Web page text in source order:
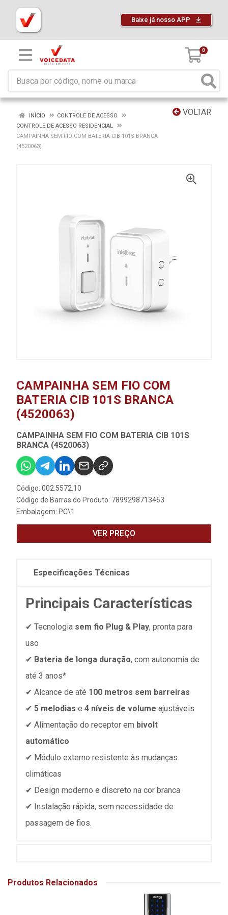
Baixe já nosso APP
0
VOLTAR
INÍCIO
CONTROLE DE ACESSO
CONTROLE DE ACESSO RESIDENCIAL
CAMPAINHA SEM FIO COM BATERIA CIB 101S BRANCA
(4520063)
CAMPAINHA SEM FIO COM
BATERIA CIB 101S BRANCA
(4520063)
CAMPAINHA SEM FIO COM BATERIA CIB 101S
BRANCA (4520063)
Código: 002.5572.10
Código de Barras do Produto: 7899298713463
Embalagem: PC\1
VER PREÇO
Especificações Técnicas
Principais Características
✔ Tecnologia sem fio Plug & Play, pronta para
uso
✔ Bateria de longa duração, com autonomia de
até 3 anos*
✔ Alcance de até 100 metros sem barreiras
✔ 5 melodias e 4 níveis de volume ajustáveis
✔ Alimentação do receptor em bivolt
automático
✔ Módulo externo resistente às mudanças
climáticas
✔ Design moderno e discreto na cor branca
✔ Instalação rápida, sem necessidade de
passagem de fios.
Produtos Relacionados